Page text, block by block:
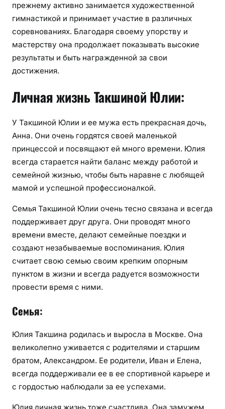
прежнему активно занимается художественной
гимнастикой и принимает участие в различных
соревнованиях. Благодаря своему упорству и
мастерству она продолжает показывать высокие
результаты и быть награжденной за свои
достижения.
Личная жизнь Такшиной Юлии:
У Такшиной Юлии и ее мужа есть прекрасная дочь,
Анна. Они очень гордятся своей маленькой
принцессой и посвящают ей много времени. Юлия
всегда старается найти баланс между работой и
семейной жизнью, чтобы быть наравне с любящей
мамой и успешной профессионалкой.
Семья Такшиной Юлии очень тесно связана и всегда
поддерживает друг друга. Они проводят много
времени вместе, делают семейные поездки и
создают незабываемые воспоминания. Юлия
считает свою семью своим крепким опорным
пунктом в жизни и всегда радуется возможности
провести время с ними.
Семья:
Юлия Такшина родилась и выросла в Москве. Она
великолепно уживается с родителями и старшим
братом, Александром. Ее родители, Иван и Елена,
всегда поддерживали ее в ее спортивной карьере и
с гордостью наблюдали за ее успехами.